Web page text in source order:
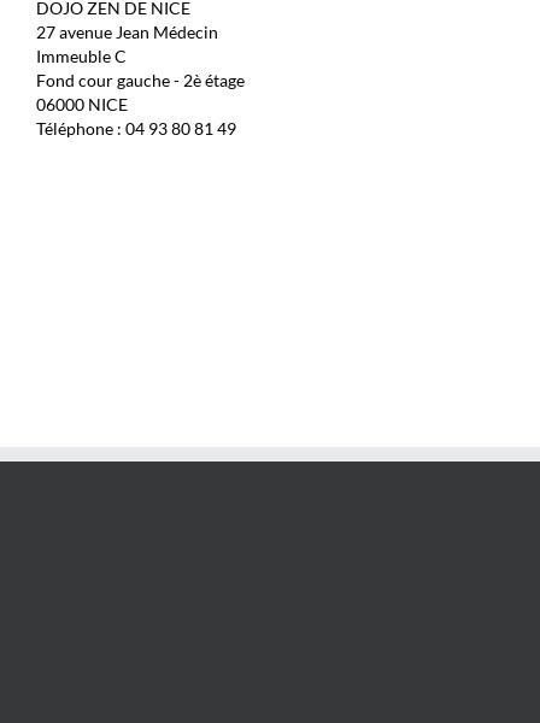
DOJO ZEN DE NICE
27 avenue Jean Médecin
Immeuble C
Fond cour gauche - 2è étage
06000 NICE
Téléphone : 04 93 80 81 49